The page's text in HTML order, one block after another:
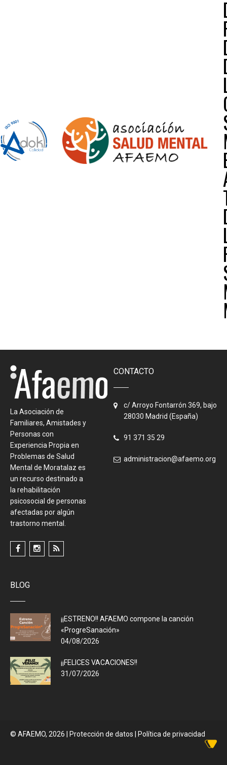
La Asociación de
Familiares, Amistades y
Personas con
Experiencia Propia en
Problemas de Salud
Mental de Moratalaz es
un recurso destinado a
la rehabilitación
psicosocial de personas
afectadas por algún
trastorno mental.
CONTACTO
c/ Arroyo Fontarrón 369, bajo
28030 Madrid (España)
91 371 35 29
administracion@afaemo.org
BLOG
¡¡ESTRENO!! AFAEMO compone la canción
«ProgreSanación»
04/08/2026
¡¡FELICES VACACIONES!!
31/07/2026
© AFAEMO, 2026 Protección de datos | Política de privacidad